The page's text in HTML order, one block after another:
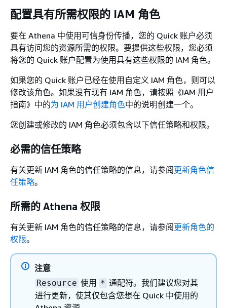
配置具有所需权限的 IAM 角色
要在 Athena 中使用可信身份传播，您的 Quick 账户必须
具有访问您的资源所需的权限。要提供这些权限，您必须
将您的 Quick 账户配置为使用具有这些权限的 IAM 角色。
如果您的 Quick 账户已经在使用自定义 IAM 角色，则可以
修改该角色。如果没有现有 IAM 角色，请按照《IAM 用户
指南》 中的为 IAM 用户创建角色中的说明创建一个。
您创建或修改的 IAM 角色必须包含以下信任策略和权限。
必需的信任策略
有关更新 IAM 角色的信任策略的信息，请参阅更新角色信
任策略。
所需的 Athena 权限
有关更新 IAM 角色的信任策略的信息，请参阅更新角色的
权限。
注意
Resource 使用 * 通配符。我们建议您对其
进行更新，使其仅包含您想在 Quick 中使用的